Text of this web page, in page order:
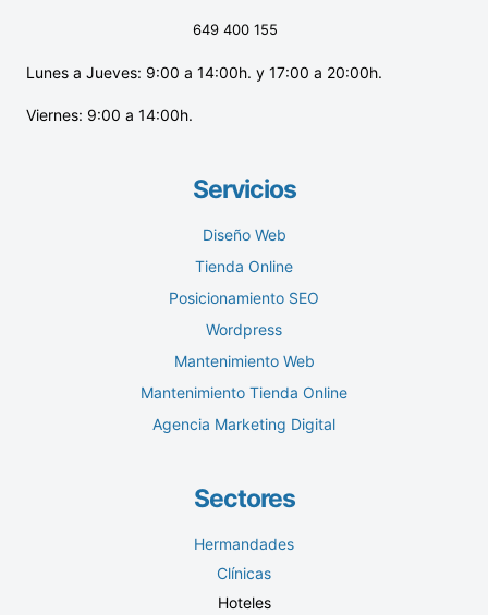
649 400 155
Lunes a Jueves: 9:00 a 14:00h. y 17:00 a 20:00h.
Viernes: 9:00 a 14:00h.
Servicios
Diseño Web
Tienda Online
Posicionamiento SEO
Wordpress
Mantenimiento Web
Mantenimiento Tienda Online
Agencia Marketing Digital
Sectores
Hermandades
Clínicas
Hoteles